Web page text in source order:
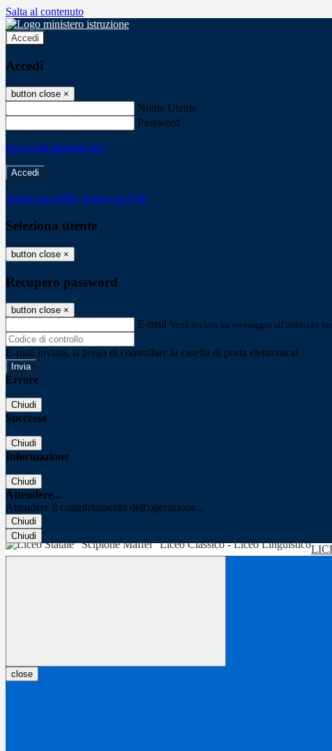
Salta al contenuto
Accedi
Accedi
button close ×
Nome Utente
Password
Password dimenticata?
-
Entra con SPID Entra con CIE
Seleziona utente
button close ×
Recupero password
button close ×
E-mail Verrà inviato un messaggio all'indirizzo
E-mail inviata, si prega di controllare la casella di posta elettronica!
Errore
Chiudi
Successo
Chiudi
Informazione
Chiudi
Attendere...
Attendere il completamento dell'operazione...
Chiudi
Chiudi
close